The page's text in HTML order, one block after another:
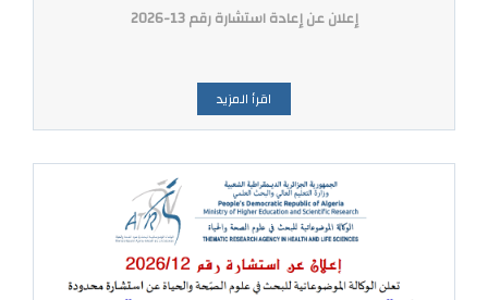
إعلان عن إعادة استشارة رقم 13-2026
اقرأ المزيد